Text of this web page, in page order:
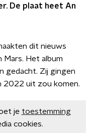
De plaat heet An
dit nieuws
Mars. Het album
gedacht. Zij gingen
2022 uit zou komen.
je toestemming
cookies.